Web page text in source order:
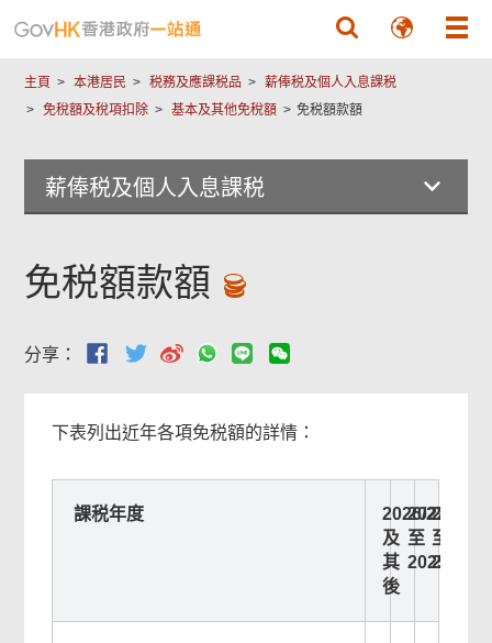
主頁 本港居民 税務及應課税品
薪俸税及個人入息課税
免稅額及稅項扣除
基本及其他免稅額 免税額款額
薪俸税及個人入息課税
免税額款額
分享：
下表列出近年各項免税額的詳情：
課税年度
2026/27
及
其
後
2023/24
至
2025/26
2020/
至
2022/